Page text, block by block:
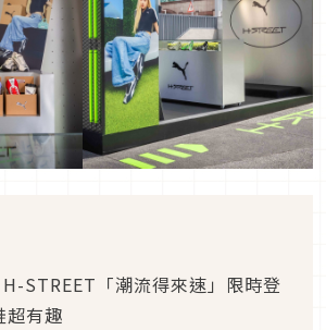
STREET「潮流得來速」限時登
超有趣